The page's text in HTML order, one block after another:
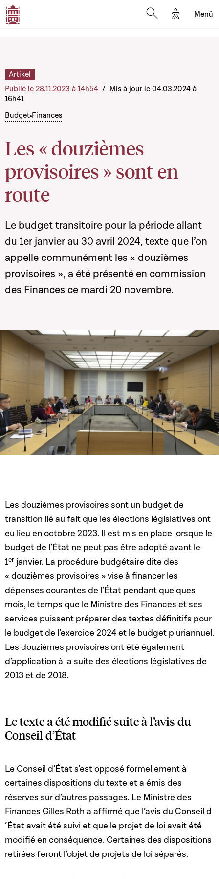
Options
Menü
Budget Finances
Les « douzièmes
provisoires » sont en
route
Artikel
Publié le 28.11.2023 à 14h54 / Mis à jour le 04.03.2024 à
16h41
Le budget transitoire pour la période allant
du 1er janvier au 30 avril 2024, texte que l’on
appelle communément les « douzièmes
provisoires », a été présenté en commission
des Finances ce mardi 20 novembre.
Les douzièmes provisoires sont un budget de
transition lié au fait que les élections législatives ont
eu lieu en octobre 2023. Il est mis en place lorsque le
budget de l’État ne peut pas être adopté avant le
1er janvier. La procédure budgétaire dite des
« douzièmes provisoires » vise à financer les
dépenses courantes de l’État pendant quelques
mois, le temps que le Ministre des Finances et ses
services puissent préparer des textes définitifs pour
le budget de l’exercice 2024 et le budget pluriannuel.
Les douzièmes provisoires ont été également
d’application à la suite des élections législatives de
2013 et de 2018.
Le texte a été modifié suite à l’avis du
Conseil d’État
Le Conseil d’État s’est opposé formellement à
certaines dispositions du texte et a émis des
réserves sur d’autres passages. Le Ministre des
Finances Gilles Roth a affirmé que l’avis du Conseil d
´État avait été suivi et que le projet de loi avait été
modifié en conséquence. Certaines des dispositions
retirées feront l’objet de projets de loi séparés.